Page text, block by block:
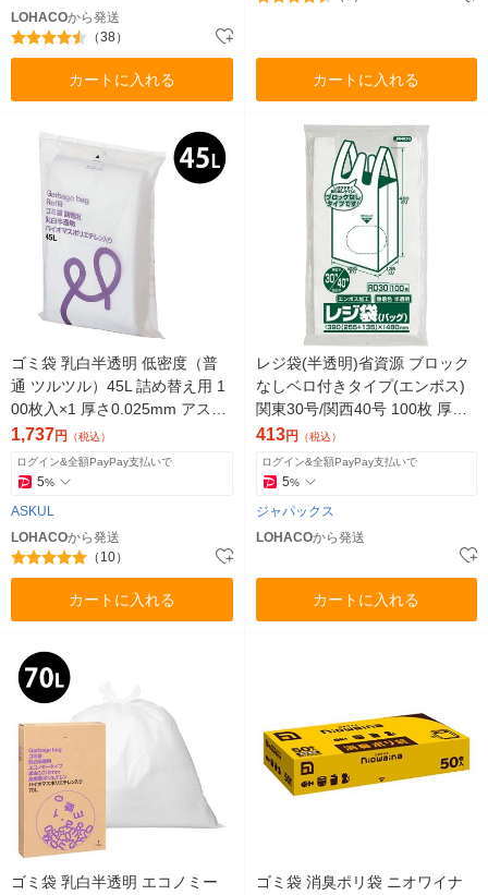
LOHACOから発送
（38）
カートに入れる カートに入れる
ゴミ袋 乳白半透明 低密度（普
通 ツルツル）45L 詰め替え用 1
00枚入×1 厚さ0.025mm アスク
ル オリジナル
1,737円 （税込）
ログイン&全額PayPay支払いで
5%
ASKUL
LOHACOから発送
（10）
カートに入れる
レジ袋(半透明)省資源 ブロック
なしベロ付きタイプ(エンボス)
関東30号/関西40号 100枚 厚み
0.013mm RD30 1個(100枚)
413円 （税込）
ログイン&全額PayPay支払いで
5%
ジャパックス
LOHACOから発送
カートに入れる
ゴミ袋 乳白半透明 エコノミー
ゴミ袋 消臭ポリ袋 ニオワイナ